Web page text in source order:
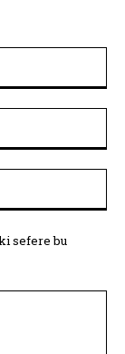
sefere bu